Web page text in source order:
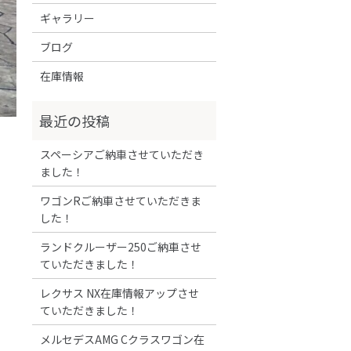
ギャラリー
ブログ
在庫情報
スペーシアご納車させていただき
ました！
ワゴンRご納車させていただきま
した！
ランドクルーザー250ご納車させ
ていただきました！
レクサス NX在庫情報アップさせ
ていただきました！
メルセデスAMG Cクラスワゴン在